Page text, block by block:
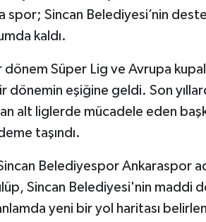
spor; Sincan Belediyesi’nin
kaldı.
Süper Lig ve Avrupa
dönemin eşiğine geldi. Son
alt liglerde mücadele eden
taşındı.
Belediyespor Ankaraspor
Sincan Belediyesi'nin maddi
yeni bir yol haritası